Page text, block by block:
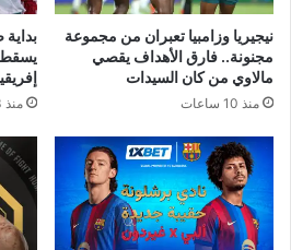
نيجيريا وزامبيا تعبران من مجموعة
مجنونة.. فارق الأهداف يقصي
مالاوي من كان السيدات
منذ 10 ساعات
يسقط
منذ 13 ساعة